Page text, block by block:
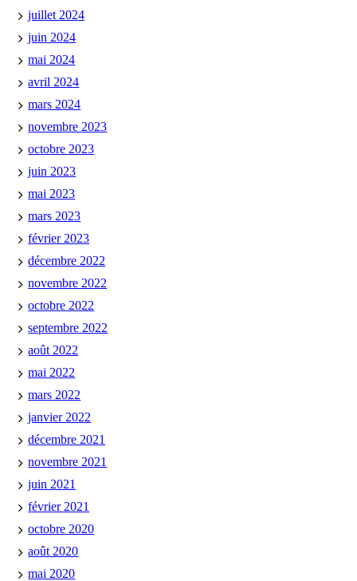
juillet 2024
juin 2024
mai 2024
avril 2024
mars 2024
novembre 2023
octobre 2023
juin 2023
mai 2023
mars 2023
février 2023
décembre 2022
novembre 2022
octobre 2022
septembre 2022
août 2022
mai 2022
mars 2022
janvier 2022
décembre 2021
novembre 2021
juin 2021
février 2021
octobre 2020
août 2020
mai 2020